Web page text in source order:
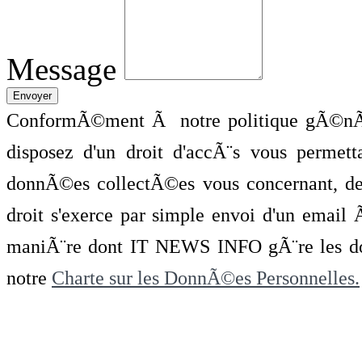
Message
ConformÃ©ment Ã notre politique
disposez d'un droit d'accÃ¨s vous
donnÃ©es collectÃ©es vous concernant,
droit s'exerce par simple envoi d'un
maniÃ¨re dont IT NEWS INFO gÃ¨re les
notre Charte sur les DonnÃ©es Personnelles.